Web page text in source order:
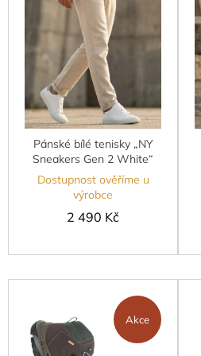
Pánské bílé tenisky „NY
Sneakers Gen 2 White“
Dostupnost ověříme u
výrobce
2 490 Kč
Akce